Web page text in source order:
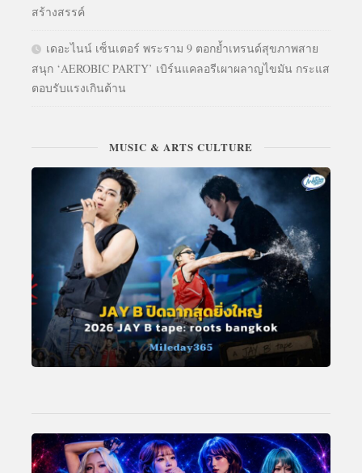
สร้างสรรค์
เดอะไนน์ เซ็นเตอร์ พระราม 9 ตอกย้ำเทรนด์สุขภาพสาย
สนุก ‘AEROBIC PARTY’ เบิร์นแคลอรีเผาผลาญไขมัน กระแส
ตอบรับแรงเกินต้าน
MUSIC & ARTS CULTURE